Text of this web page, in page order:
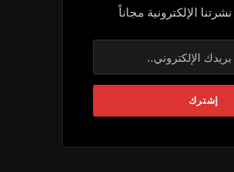
الإلكترونية مجاناً